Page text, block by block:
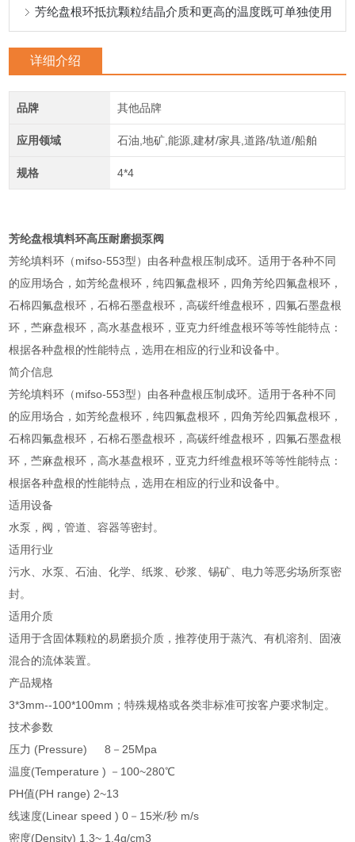
芳纶盘根环抵抗颗粒结晶介质和更高的温度既可单独使用
详细介绍
品牌 其他品牌
应用领域 石油,地矿,能源,建材/家具,道路/轨道/船舶
规格 4*4
芳纶盘根填料环高压耐磨损泵阀
芳纶填料环（mifso-553型）由各种盘根压制成环。适用于各种不同
的应用场合，如芳纶盘根环，纯四氟盘根环，四角芳纶四氟盘根环，
石棉四氟盘根环，石棉石墨盘根环，高碳纤维盘根环，四氟石墨盘根
环，苎麻盘根环，高水基盘根环，亚克力纤维盘根环等等性能特点：
根据各种盘根的性能特点，选用在相应的行业和设备中。
简介信息
芳纶填料环（mifso-553型）由各种盘根压制成环。适用于各种不同
的应用场合，如芳纶盘根环，纯四氟盘根环，四角芳纶四氟盘根环，
石棉四氟盘根环，石棉石墨盘根环，高碳纤维盘根环，四氟石墨盘根
环，苎麻盘根环，高水基盘根环，亚克力纤维盘根环等等性能特点：
根据各种盘根的性能特点，选用在相应的行业和设备中。
适用设备
水泵，阀，管道、容器等密封。
适用行业
污水、水泵、石油、化学、纸浆、砂浆、锡矿、电力等恶劣场所泵密
封。
适用介质
适用于含固体颗粒的易磨损介质，推荐使用于蒸汽、有机溶剂、固液
混合的流体装置。
产品规格
3*3mm--100*100mm；特殊规格或各类非标准可按客户要求制定。
技术参数
压力 (Pressure) 8－25Mpa
温度(Temperature ) －100~280℃
PH值(PH range) 2~13
线速度(Linear speed ) 0－15米/秒 m/s
密度(Density) 1.3~ 1.4g/cm3